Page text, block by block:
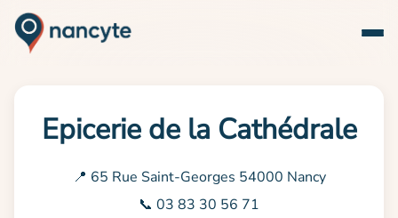
Epicerie de la Cathédrale
📍 65 Rue Saint-Georges 54000 Nancy
📞 03 83 30 56 71